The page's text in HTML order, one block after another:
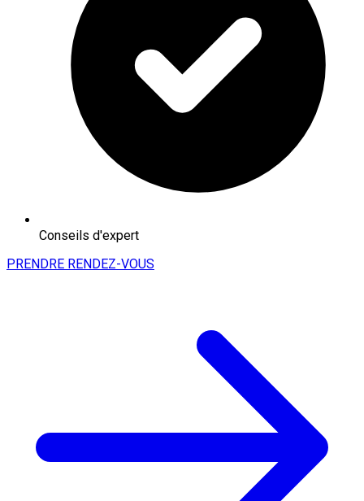
Conseils d'expert
PRENDRE RENDEZ-VOUS